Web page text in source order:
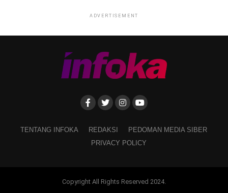
ADVERTISEMENT
TENTANG INFOKA REDAKSI
PEDOMAN MEDIA SIBER
PRIVACY POLICY
Copyright All Rights Reserved 2024.